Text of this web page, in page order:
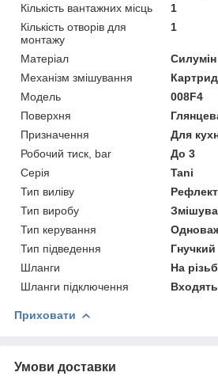
Кількість вантажних місць
1
Кількість отворів для
монтажу
1
Матеріал
Силумін
Механізм змішування
Мoдель
008F4
Поверхня
Призначення
Для
Робочий тиск, bar
До 3
Серія
Tani
Тип виліву
Тип виробу
Тип керування
Тип підведення
Гнучкий
Шланги
На
Шланги підключення
Приховати
Умови доставки